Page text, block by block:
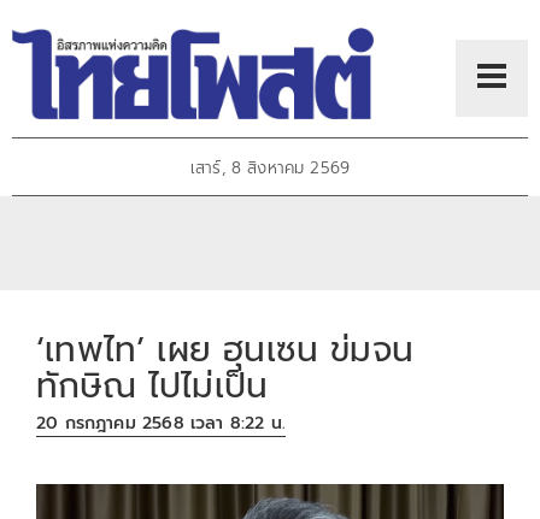
เสาร์, 8 สิงหาคม 2569
‘เทพไท’ เผย ฮุนเซน ข่มจน
ทักษิณ ไปไม่เป็น
20 กรกฎาคม 2568 เวลา 8:22 น.